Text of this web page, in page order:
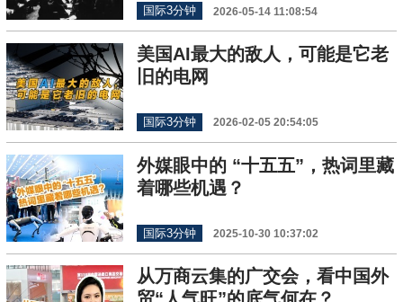
国际3分钟 2026-05-14 11:08:54
美国AI最大的敌人，可能是它老
旧的电网
国际3分钟 2026-02-05 20:54:05
外媒眼中的 “十五五”，热词里藏
着哪些机遇？
国际3分钟 2025-10-30 10:37:02
从万商云集的广交会，看中国外